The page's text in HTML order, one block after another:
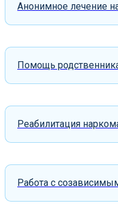
Анонимное лечение
Помощь
Реабилитация
Работа с